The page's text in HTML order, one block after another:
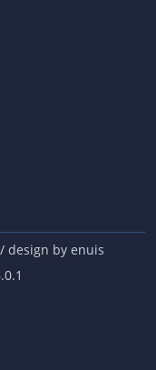
design by enuis